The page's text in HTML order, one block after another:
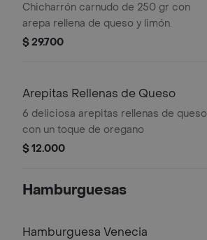
Chicharrón carnudo de 250 gr con
arepa rellena de queso y limón.
$ 29.700
Arepitas Rellenas de Queso
6 deliciosa arepitas rellenas de queso
con un toque de oregano
$ 12.000
Hamburguesas
Hamburguesa Venecia